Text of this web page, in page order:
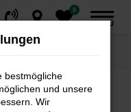
0
MENÜ
bestmögliche
und unsere
Wir